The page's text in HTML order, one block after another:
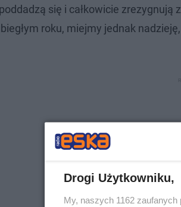
się i całkowicie
roku, miejmy jednak
Drogi Użytkowniku,
My, naszych 1162